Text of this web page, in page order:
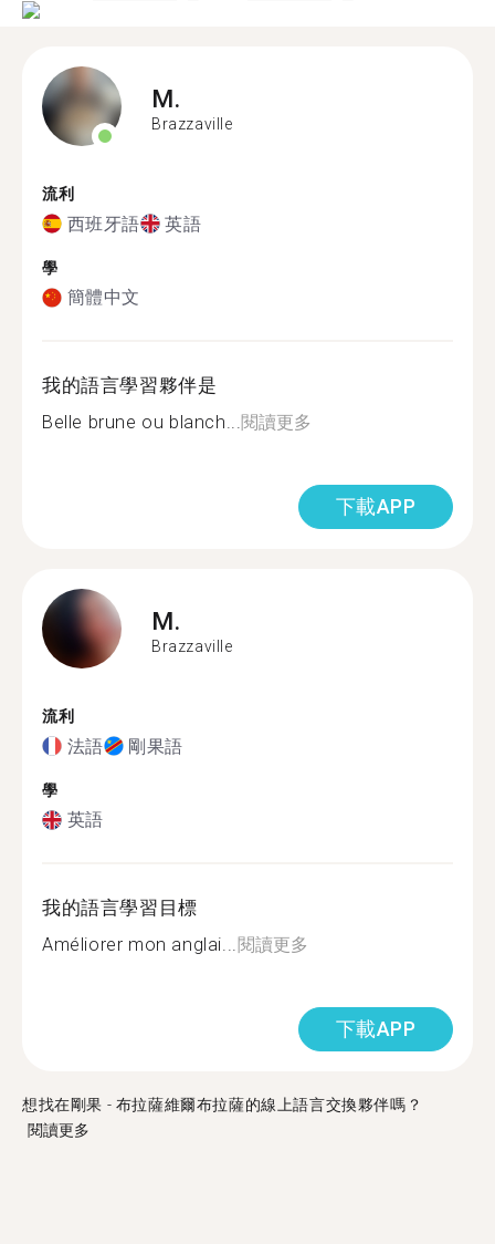
M.
Brazzaville
流利
西班牙語 英語
學
簡體中文
我的語言學習夥伴是
Belle brune ou blanch...閱讀更多
下載APP
M.
Brazzaville
流利
法語 剛果語
學
英語
我的語言學習目標
Améliorer mon anglai...閱讀更多
下載APP
想找在剛果 - 布拉薩維爾布拉薩的線上語言交換夥伴嗎？
閱讀更多